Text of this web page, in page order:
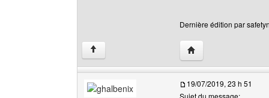
Dernière édition par
↑ Visiter le site web
19/07/2019, 23 h 51
Sujet du message: